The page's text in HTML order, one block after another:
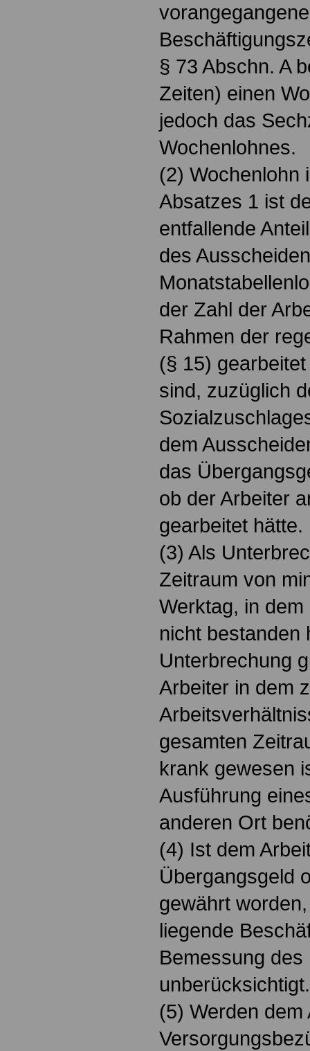
§ 73 Abschn. A
Zeiten) einen
jedoch das
Wochenlohnes.
(2) Wochenlohn
Absatzes 1 ist
entfallende
des
der Zahl der
Rahmen der
(§ 15)
sind, zuzüglich
dem
das
ob der Arbeiter
gearbeitet hätte.
(3) Als
Zeitraum von
Werktag, in
nicht bestanden
Unterbrechung
Arbeiter in dem
gesamten
krank gewesen
Ausführung
anderen Ort
(4) Ist dem
Übergangsgeld
gewährt
liegende
Bemessung
unberücksichtigt.
(5) Werden